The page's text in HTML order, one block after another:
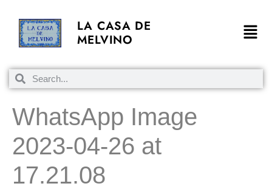
LA CASA DE
MELVINO
WhatsApp Image
2023-04-26 at
17.21.08